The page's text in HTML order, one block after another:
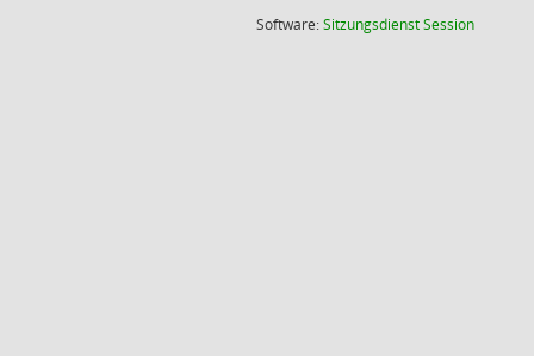
Software:SitzungsdienstSession(Wird in